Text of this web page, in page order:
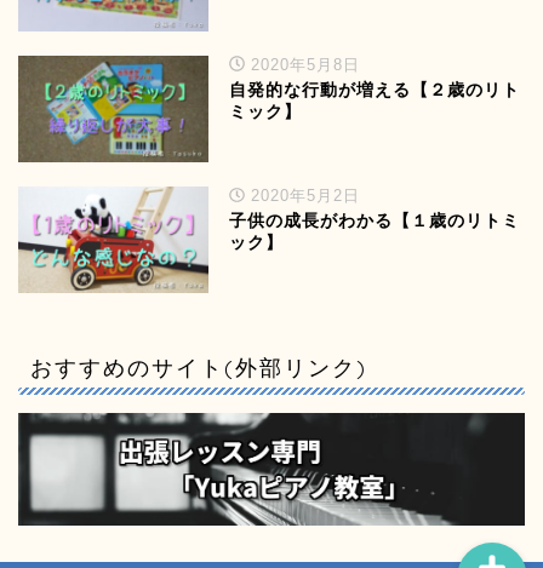
2020年5月8日
自発的な行動が増える【２歳のリト
ミック】
2020年5月2日
子供の成長がわかる【１歳のリトミ
ック】
おすすめのサイト(外部リンク)
お教室について